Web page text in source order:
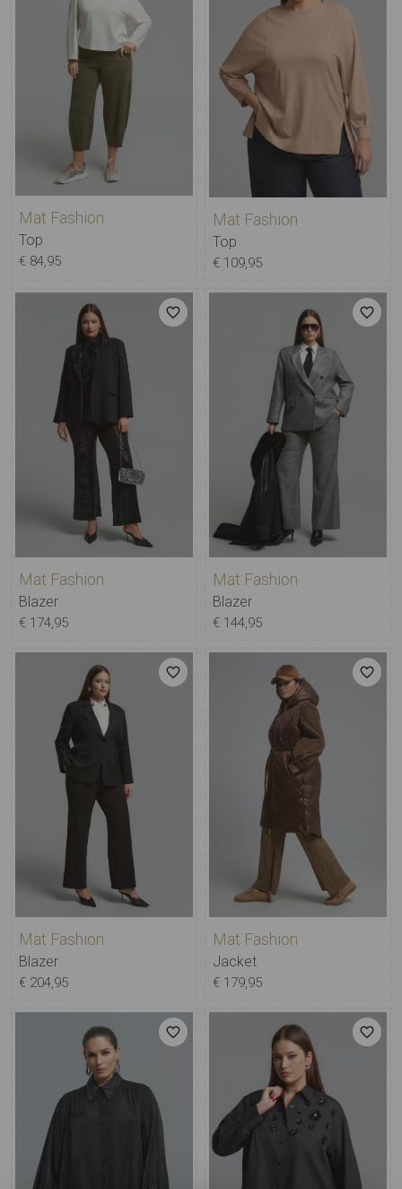
Mat Fashion
Top
€ 84,95
Mat Fashion
Top
€ 109,95
Mat Fashion
Blazer
€ 174,95
Mat Fashion
Blazer
€ 144,95
Mat Fashion
Blazer
€ 204,95
Mat Fashion
Jacket
€ 179,95